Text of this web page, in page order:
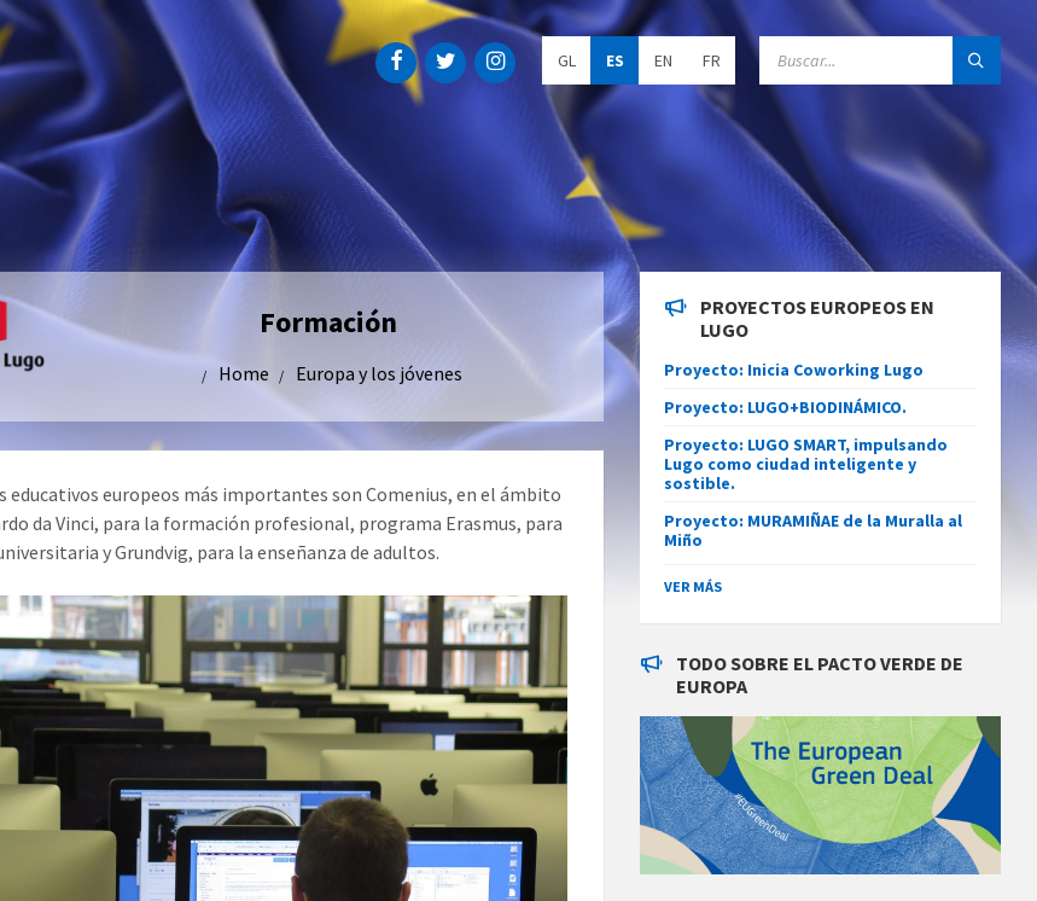
o
o
a
u
g
GL ES EN FR
Formación
Home Europa y los jóvenes
educativos europeos más importantes son Comenius, en el ámbito
da Vinci, para la formación profesional, programa Erasmus, para
y Grundvig, para la enseñanza de adultos.
PROYECTOS EUROPEOS EN
LUGO
Proyecto: Inicia Coworking Lugo
Proyecto: LUGO+BIODINÁMICO.
Proyecto: LUGO SMART, impulsando
Lugo como ciudad inteligente y
sostible.
Proyecto: MURAMIÑAE de la Muralla al
Miño
VER MÁS
TODO SOBRE EL PACTO VERDE DE
EUROPA